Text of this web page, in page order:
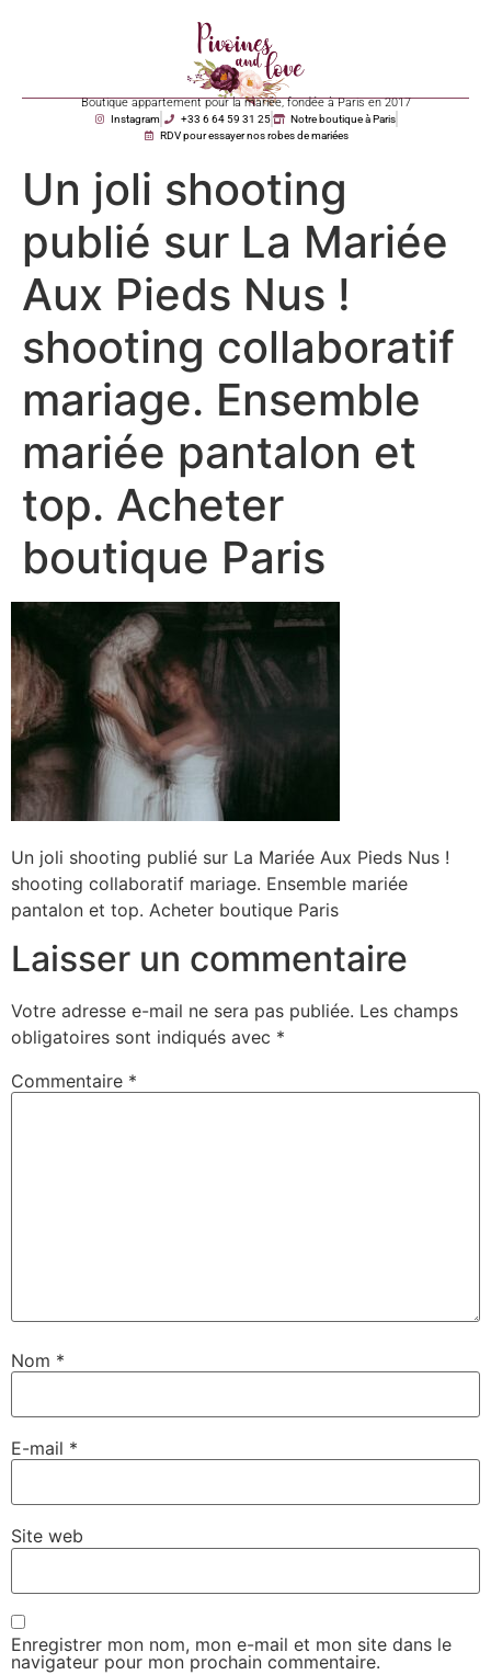
Boutique appartement pour la mariée, fondée à Paris en 2017
Instagram +33 6 64 59 31 25
Notre boutique à Paris
RDV pour essayer nos robes de mariées
Un joli shooting
publié sur La Mariée
Aux Pieds Nus !
shooting collaboratif
mariage. Ensemble
mariée pantalon et
top. Acheter
boutique Paris
Un joli shooting publié sur La Mariée Aux Pieds Nus !
shooting collaboratif mariage. Ensemble mariée
pantalon et top. Acheter boutique Paris
Laisser un commentaire
Votre adresse e-mail ne sera pas publiée. Les champs
obligatoires sont indiqués avec *
Commentaire *
Nom *
E-mail *
Site web
Enregistrer mon nom, mon e-mail et mon site dans le
navigateur pour mon prochain commentaire.